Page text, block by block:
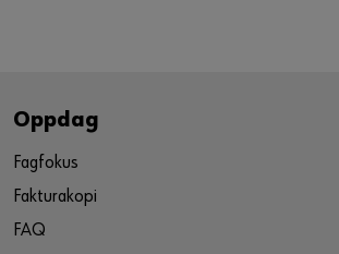
Oppdag
Fagfokus
Fakturakopi
FAQ